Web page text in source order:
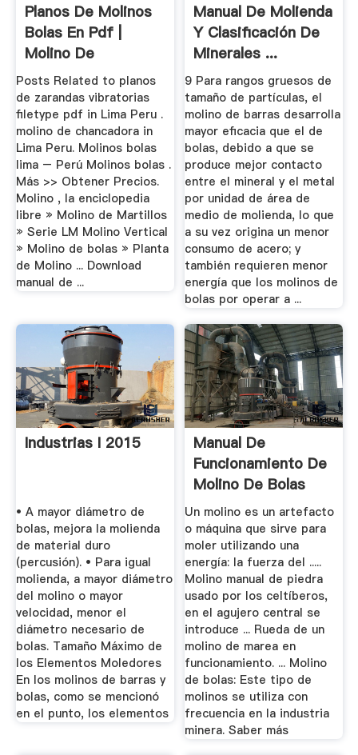
Planos De Molinos
Bolas En Pdf |
Molino De
Bolas,Barita ...
Posts Related to planos
de zarandas vibratorias
filetype pdf in Lima Peru .
molino de chancadora in
Lima Peru. Molinos bolas
lima – Perú Molinos bolas .
Más >> Obtener Precios.
Molino , la enciclopedia
libre » Molino de Martillos
» Serie LM Molino Vertical
» Molino de bolas » Planta
de Molino ... Download
manual de ...
Manual De Molienda
Y Clasificación De
Minerales ...
9 Para rangos gruesos de
tamaño de partículas, el
molino de barras desarrolla
mayor eficacia que el de
bolas, debido a que se
produce mejor contacto
entre el mineral y el metal
por unidad de área de
medio de molienda, lo que
a su vez origina un menor
consumo de acero; y
también requieren menor
energía que los molinos de
bolas por operar a ...
Industrias I 2015
• A mayor diámetro de
bolas, mejora la molienda
de material duro
(percusión). • Para igual
molienda, a mayor diámetro
del molino o mayor
velocidad, menor el
diámetro necesario de
bolas. Tamaño Máximo de
los Elementos Moledores
En los molinos de barras y
bolas, como se mencionó
en el punto, los elementos
Manual De
Funcionamiento De
Molino De Bolas
Un molino es un artefacto
o máquina que sirve para
moler utilizando una
energía: la fuerza del .....
Molino manual de piedra
usado por los celtíberos,
en el agujero central se
introduce ... Rueda de un
molino de marea en
funcionamiento. ... Molino
de bolas: Este tipo de
molinos se utiliza con
frecuencia en la industria
minera. Saber más